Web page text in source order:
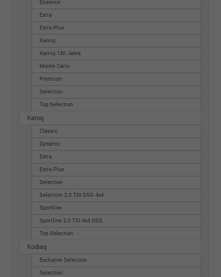
Essence
Extra
Extra Plus
Kamiq
Kamiq 130 Jahre
Monte Carlo
Premium
Selection
Top Selection
Karoq
Classic
Dynamic
Extra
Extra Plus
Selection
Selection 2.0 TDI DSG 4x4
Sportline
Sportline 2.0 TSI 4x4 DSG
Top Selection
Kodiaq
Exclusive Selection
Selection